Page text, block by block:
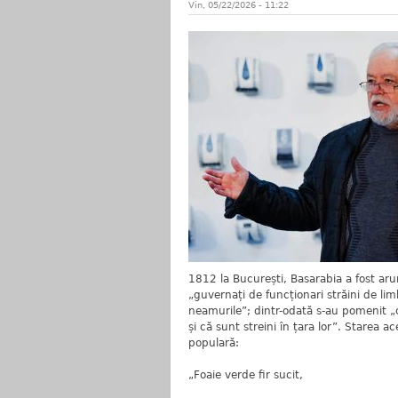
Vin, 05/22/2026 - 11:22
1812 la București, Basarabia a fost
„guvernați de funcționari străini de
neamurile”; dintr-odată s-au pomenit
și că sunt streini în țara lor”. Starea
populară:
„Foaie verde fir sucit,